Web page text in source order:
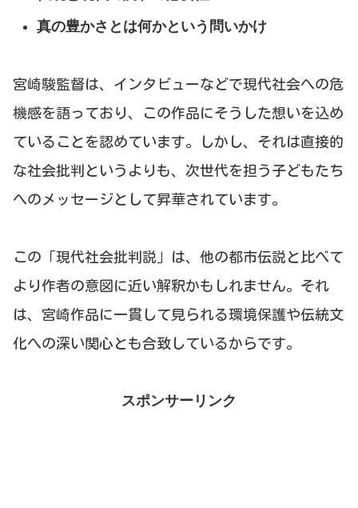
真の豊かさとは何かという問いかけ
宮崎駿監督は、インタビューなどで現代社会への危
機感を語っており、この作品にそうした想いを込め
ていることを認めています。しかし、それは直接的
な社会批判というよりも、次世代を担う子どもたち
へのメッセージとして昇華されています。
この「現代社会批判説」は、他の都市伝説と比べて
より作者の意図に近い解釈かもしれません。それ
は、宮崎作品に一貫して見られる環境保護や伝統文
化への深い関心とも合致しているからです。
スポンサーリンク